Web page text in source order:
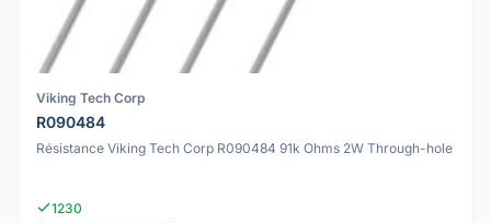
Viking Tech Corp
R090484
Résistance Viking Tech Corp R090484 91k Ohms 2W Through-hole
1230